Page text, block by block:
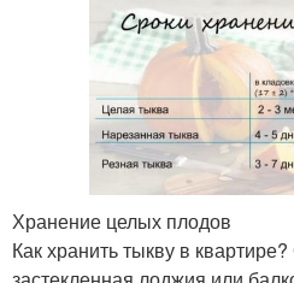
Хранение целых плодов
Как хранить тыкву в